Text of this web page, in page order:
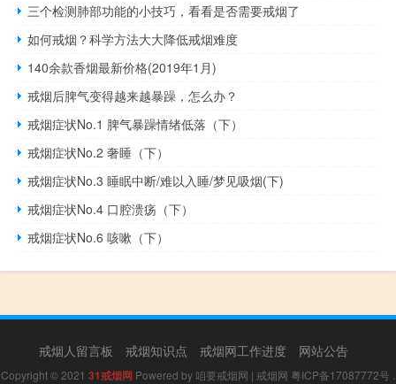
三个检测肺部功能的小技巧，看看是否需要戒烟了
如何戒烟？科学方法大大降低戒烟难度
140余款香烟最新价格(2019年1月)
戒烟后脾气变得越来越暴躁，怎么办？
戒烟症状No.1 脾气暴躁情绪低落（下）
戒烟症状No.2 奢睡（下）
戒烟症状No.3 睡眠中断/难以入睡/梦见吸烟(下)
戒烟症状No.4 口腔溃疡（下）
戒烟症状No.6 咳嗽（下）
戒烟人留言板 戒烟知识点 戒烟网工作进度 网站公告
Copyright © 2021 31戒烟网 Powered by 咱要戒烟网 | 戒烟网 粤ICP备17087772号